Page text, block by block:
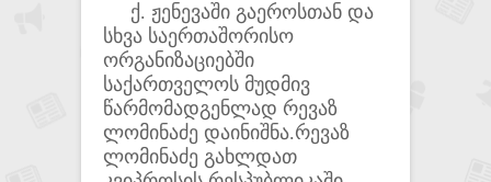
ქ. ჟენევაში გაეროსთან და
სხვა საერთაშორისო
ორგანიზაციებში
საქართველოს მუდმივ
წარმომადგენლად რევაზ
ლომინაძე დაინიშნა.რევაზ
ლომინაძე გახლდათ